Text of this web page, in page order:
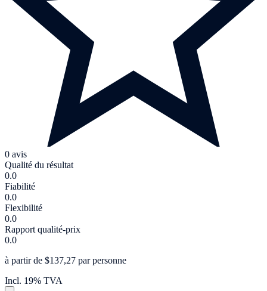
0 avis
Qualité du résultat
0.0
Fiabilité
0.0
Flexibilité
0.0
Rapport qualité-prix
0.0
à partir de $137,27 par personne
Incl. 19% TVA